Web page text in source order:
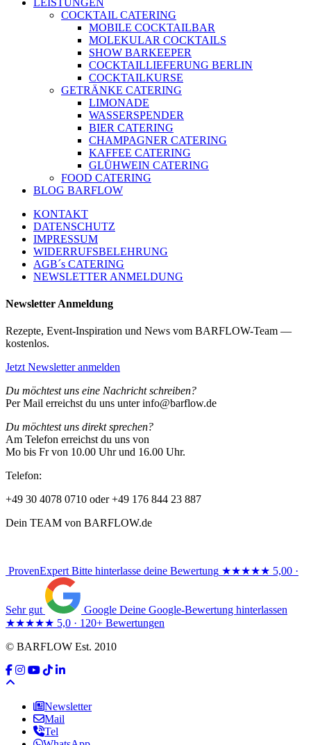
LEISTUNGEN
COCKTAIL CATERING
MOBILE COCKTAILBAR
MOLEKULAR COCKTAILS
SHOW BARKEEPER
COCKTAILLIEFERUNG BERLIN
COCKTAILKURSE
GETRÄNKE CATERING
LIMONADE
WASSERSPENDER
BIER CATERING
CHAMPAGNER CATERING
KAFFEE CATERING
GLÜHWEIN CATERING
FOOD CATERING
BLOG BARFLOW
KONTAKT
DATENSCHUTZ
IMPRESSUM
WIDERRUFSBELEHRUNG
AGB´s CATERING
NEWSLETTER ANMELDUNG
Newsletter Anmeldung
Rezepte, Event-Inspiration und News vom BARFLOW-Team —
kostenlos.
Jetzt Newsletter anmelden
Du möchtest uns eine Nachricht schreiben?
Per Mail erreichst du uns unter info@barflow.de
Du möchtest uns direkt sprechen?
Am Telefon erreichst du uns von
Mo bis Fr von 10.00 Uhr und 16.00 Uhr.
Telefon:
+49 30 4078 0710 oder +49 176 844 23 887
Dein TEAM von BARFLOW.de
ProvenExpert Bitte hinterlasse deine Bewertung ★★★★★ 5,00 ·
Sehr gut Google Deine Google-Bewertung hinterlassen
★★★★★ 5,0 · 120+ Bewertungen
© BARFLOW Est. 2010
Newsletter
Mail
Tel